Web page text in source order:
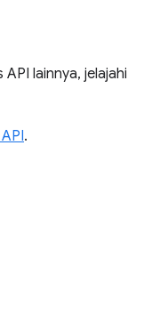
lainnya, jelajahi
.